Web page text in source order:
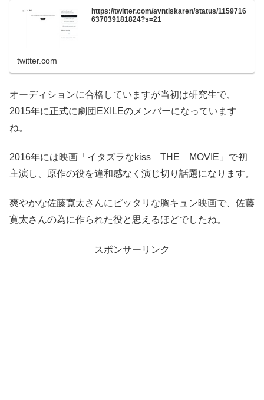
https://twitter.com/avntiskaren/status/1159716
637039181824?s=21
twitter.com
オーディションに合格していますが当初は研究生で、
2015年に正式に劇団EXILEのメンバーになっています
ね。
2016年には映画「イタズラなkiss THE MOVIE」で初
主演し、原作の役を違和感なく演じ切り話題になります。
爽やかな佐藤寛太さんにピッタリな胸キュン映画で、佐藤
寛太さんの為に作られた役と思えるほどでしたね。
スポンサーリンク